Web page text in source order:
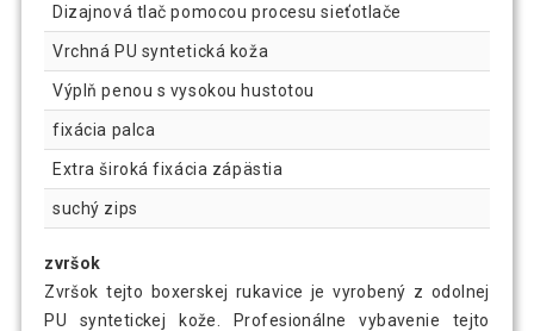
Dizajnová tlač pomocou procesu sieťotlače
Vrchná PU syntetická koža
Výplň penou s vysokou hustotou
fixácia palca
Extra široká fixácia zápästia
suchý zips
zvršok
Zvršok tejto boxerskej rukavice je vyrobený z odolnej
PU syntetickej kože. Profesionálne vybavenie tejto